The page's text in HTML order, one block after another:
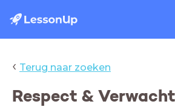
‹ Terug naar zoeken
Respect &